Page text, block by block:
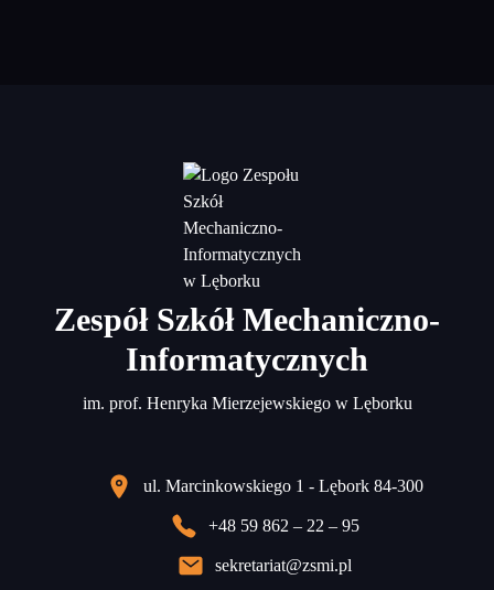
Zespół Szkół Mechaniczno-
Informatycznych
im. prof. Henryka Mierzejewskiego w Lęborku
ul. Marcinkowskiego 1 - Lębork 84-300
+48 59 862 – 22 – 95
sekretariat@zsmi.pl